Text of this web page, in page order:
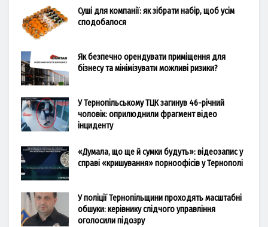
Суші для компанії: як зібрати набір, щоб усім
сподобалося
Як безпечно орендувати приміщення для
бізнесу та мінімізувати можливі ризики?
У Тернопільському ТЦК загинув 46-річний
чоловік: оприлюднили фрагмент відео
інциденту
«Думала, що ще й сумки будуть»: відеозапис у
справі «кришування» порноофісів у Тернополі
У поліції Тернопільщини проходять масштабні
обшуки: керівнику слідчого управління
оголосили підозру